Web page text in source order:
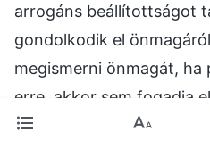
arrogáns beállítottságot
gondolkodik el
megismerni önmagát, ha
erre, akkor sem fogadja
próbálja megvédeni